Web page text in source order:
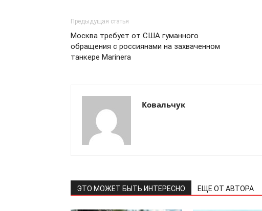
Предыдущая статья
Москва требует от США гуманного
обращения с россиянами на захваченном
танкере Marinera
Ковальчук
ЭТО МОЖЕТ БЫТЬ ИНТЕРЕСНО ЕЩЕ ОТ АВТОРА